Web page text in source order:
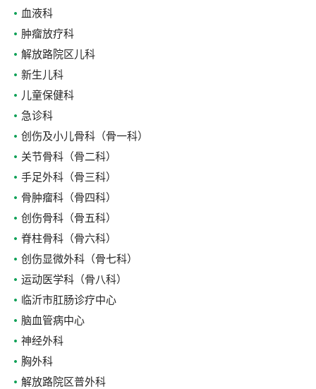
血液科
肿瘤放疗科
解放路院区儿科
新生儿科
儿童保健科
急诊科
创伤及小儿骨科（骨一科）
关节骨科（骨二科）
手足外科（骨三科）
骨肿瘤科（骨四科）
创伤骨科（骨五科）
脊柱骨科（骨六科）
创伤显微外科（骨七科）
运动医学科（骨八科）
临沂市肛肠诊疗中心
脑血管病中心
神经外科
胸外科
解放路院区普外科